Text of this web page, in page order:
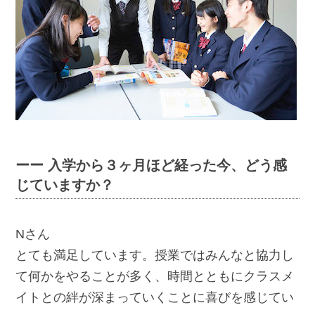
ーー 入学から３ヶ月ほど経った今、どう感
じていますか？
Nさん
とても満足しています。授業ではみんなと協力し
て何かをやることが多く、時間とともにクラスメ
イトとの絆が深まっていくことに喜びを感じてい